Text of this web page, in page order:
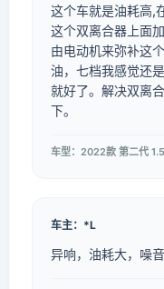
这个车就是油耗高,
这个双离合器上面
由电动机来弥补这
油，七档我感觉还
就好了。解决双离
下。
车型：2022款 第二代
车主：*L
异响，油耗大，噪